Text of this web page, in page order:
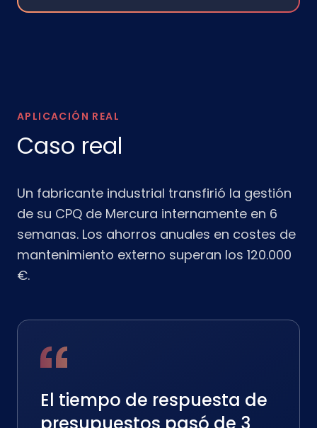
APLICACIÓN REAL
Caso real
Un fabricante industrial transfirió la gestión
de su CPQ de Mercura internamente en 6
semanas. Los ahorros anuales en costes de
mantenimiento externo superan los 120.000
€.
El tiempo de respuesta de